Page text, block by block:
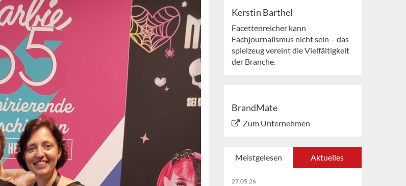
Kerstin Barthel
Facettenreicher kann
Fachjournalismus nicht sein – das
spielzeug vereint die Vielfältigkeit
der Branche.
BrandMate
Zum Unternehmen
Meistgelesen Aktuelles
27.05.26